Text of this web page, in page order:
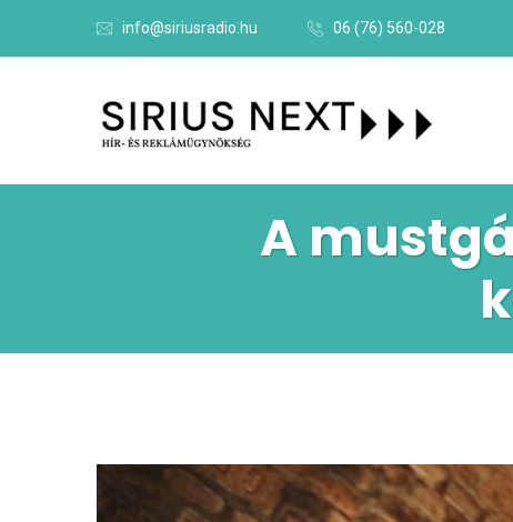
info@siriusradio.hu 06 (76) 560-028
A